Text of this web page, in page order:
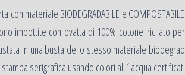
materiale BIODEGRADABILE e
imbottite con ovatta di 100% cotone ricilato
in una busta dello stesso materiale
serigrafica usando colori all´acqua certificati